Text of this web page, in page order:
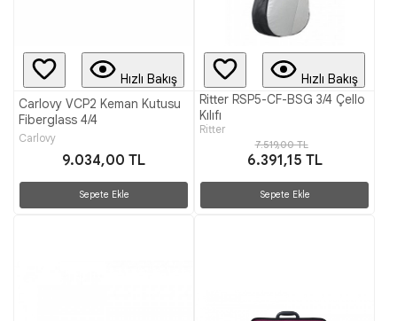
Hızlı Bakış
Carlovy VCP2 Keman Kutusu
Fiberglass 4/4
Carlovy
9.034,00 TL
Sepete Ekle
Hızlı Bakış
Ritter RSP5-CF-BSG 3/4 Çello
Kılıfı
Ritter
7.519,00 TL
6.391,15 TL
Sepete Ekle